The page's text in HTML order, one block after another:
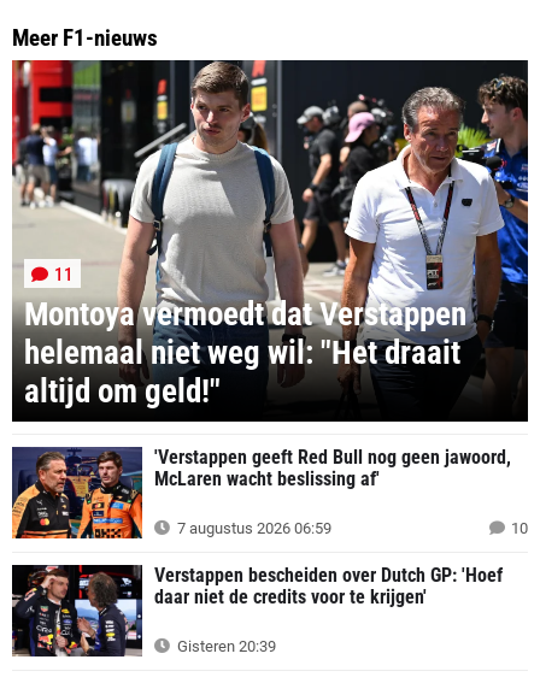
Meer F1-nieuws
Montoya vermoedt dat Verstappen
helemaal niet weg wil: "Het draait
altijd om geld!"
11
'Verstappen geeft Red Bull nog geen jawoord,
McLaren wacht beslissing af'
7 augustus 2026 06:59 10
Verstappen bescheiden over Dutch GP: 'Hoef
daar niet de credits voor te krijgen'
Gisteren 20:39